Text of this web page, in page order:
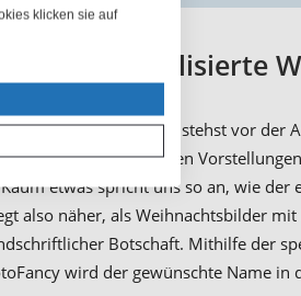
Personalisierte
und näher – und du stehst vor der
entspricht genau deinen
etwas spricht uns so an, wie
also näher, als Weihnachtsbilder
Botschaft. Mithilfe der
wird der gewünschte Name
klicken sie auf